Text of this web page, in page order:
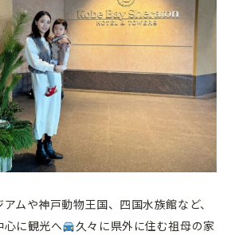
ムや神戸動物王国、四国水族館など、
に観光へ
久々に県外に住む祖母の家